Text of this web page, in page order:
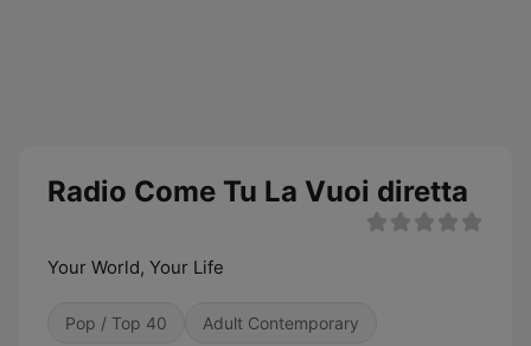
Radio Come Tu La Vuoi diretta
Your World, Your Life
Pop / Top 40 Adult Contemporary